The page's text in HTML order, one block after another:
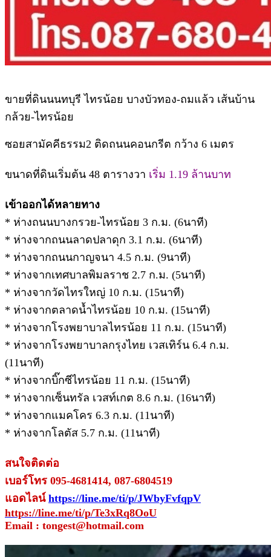
ขายที่ดินนนทบุรี ไทรน้อย บางบัวทอง-ถมแล้ว เส้นบ้าน
กล้วย-ไทรน้อย
ซอยสามัคคีธรรม2 ติดถนนคอนกรีต กว้าง 6 เมตร
ขนาดที่ดินเริ่มต้น 48 ตารางวา เริ่ม 1.19 ล้านบาท
เข้าออกได้หลายทาง
* ห่างถนนบางกรวย-ไทรน้อย 3 ก.ม. (6นาที)
* ห่างจากถนนลาดปลาดุก 3.1 ก.ม. (6นาที)
* ห่างจากถนนกาญจนา 4.5 ก.ม. (9นาที)
* ห่างจากเทศบาลพิมลราช 2.7 ก.ม. (5นาที)
* ห่างจากวัดไทรใหญ่ 10 ก.ม. (15นาที)
* ห่างจากตลาดน้ำไทรน้อย 10 ก.ม. (15นาที)
* ห่างจากโรงพยาบาลไทรน้อย 11 ก.ม. (15นาที)
* ห่างจากโรงพยาบาลกรุงไทย เวสเทิร์น 6.4 ก.ม.
(11นาที)
* ห่างจากบิ๊กซีไทรน้อย 11 ก.ม. (15นาที)
* ห่างจากเซ็นทรัล เวสท์เกต 8.6 ก.ม. (16นาที)
* ห่างจากแมคโคร 6.3 ก.ม. (11นาที)
* ห่างจากโลตัส 5.7 ก.ม. (11นาที)
สนใจติดต่อ
เบอร์โทร 095-4681414, 087-6804519
แอดไลน์ https://line.me/ti/p/JWbyFvfqpV
https://line.me/ti/p/Te3xRq8OoU
Email : tongest@hotmail.com